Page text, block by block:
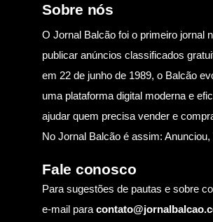
Sobre nós
O Jornal Balcão foi o primeiro jornal
publicar anúncios classificados
em 22 de junho de 1989, o Balcão
uma plataforma digital moderna e
ajudar quem precisa vender e
No Jornal Balcão é assim: Anunciou,
Fale conosco
Para sugestões de pautas e sobre
e-mail para